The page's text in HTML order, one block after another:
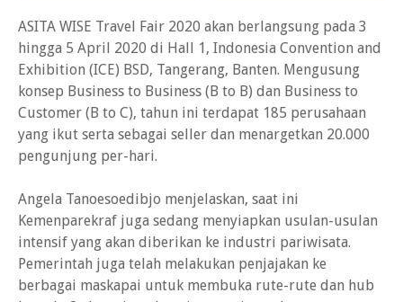
ASITA WISE Travel Fair 2020 akan berlangsung pada 3
hingga 5 April 2020 di Hall 1, Indonesia Convention and
Exhibition (ICE) BSD, Tangerang, Banten. Mengusung
konsep Business to Business (B to B) dan Business to
Customer (B to C), tahun ini terdapat 185 perusahaan
yang ikut serta sebagai seller dan menargetkan 20.000
pengunjung per-hari.
Angela Tanoesoedibjo menjelaskan, saat ini
Kemenparekraf juga sedang menyiapkan usulan-usulan
intensif yang akan diberikan ke industri pariwisata.
Pemerintah juga telah melakukan penjajakan ke
berbagai maskapai untuk membuka rute-rute dan hub